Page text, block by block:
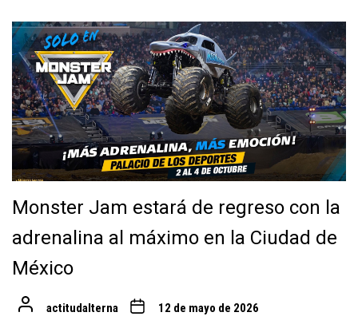
Monster Jam estará de regreso con la
adrenalina al máximo en la Ciudad de
México
actitudalterna 12 de mayo de 2026